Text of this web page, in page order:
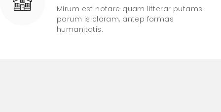
Mirum est notare quam litterar putams
parum is claram, antep formas
humanitatis.